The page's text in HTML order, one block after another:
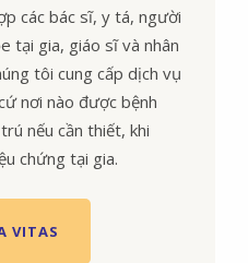
các bác sĩ, y tá, người
tại gia, giáo sĩ và nhân
tôi cung cấp dịch vụ
nơi nào được bệnh
nếu cần thiết, khi
chứng tại gia.
VITAS